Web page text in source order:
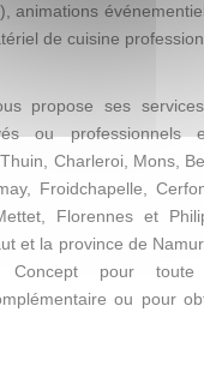
animations
de cuisine
propose ses
ou professionnels
Charleroi, Mons,
Froidchapelle,
Florennes et
et la province de
Concept pour
ou pour